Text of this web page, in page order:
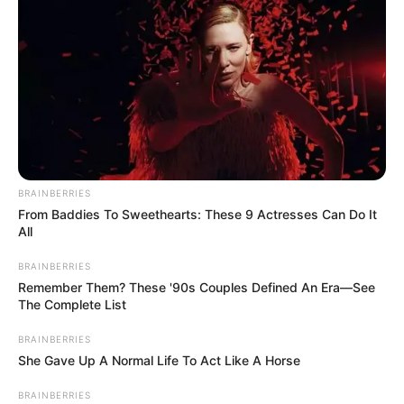
calle degolla perro y animalistas exigen justicia
Estamos poniendo nuestro grano de
arenapara que este evento sea un
éxito. Hemos hecho un trabajo
técnico, cuidadoso y sincronizado con
los organizadores, con el propósito de
que los ciclistas y visitantes
encuentren vías seguras, en óptimo
estado y con condiciones ideales para
disfrutar del recorrido”, afirmó.
Elprograma Malla Vial 2 hace parte del Plan Vial
BRAINBERRIES
From Baddies To Sweethearts: These 9 Actresses Can Do It
All
BRAINBERRIES
Remember Them? These '90s Couples Defined An Era—See
The Complete List
BRAINBERRIES
She Gave Up A Normal Life To Act Like A Horse
BRAINBERRIES